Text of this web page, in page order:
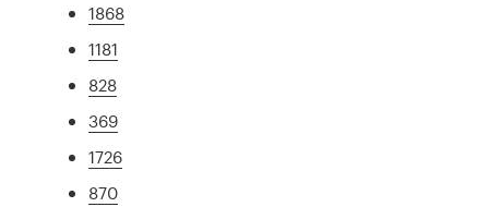
1868
1181
828
369
1726
870